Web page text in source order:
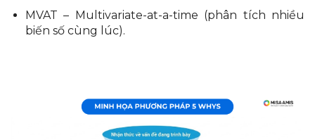
MVAT – Multivariate-at-a-time (phân tích nhiều
biến số cùng lúc).